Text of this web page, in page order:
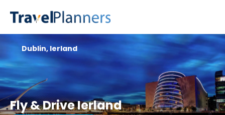
Fly & Drive Ierland
Dublin, Ierland